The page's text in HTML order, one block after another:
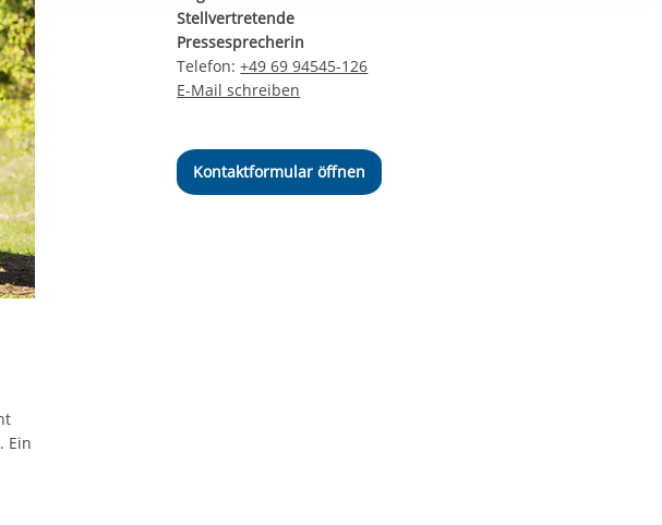
die erforderlich zur Bereitstellung
sind. Diese Cookies setzen wir
Ein
Stellvertretende
Pressesprecherin
Telefon:+49 69 94545-126
E-Mail schreiben
Kontaktformular öffnen